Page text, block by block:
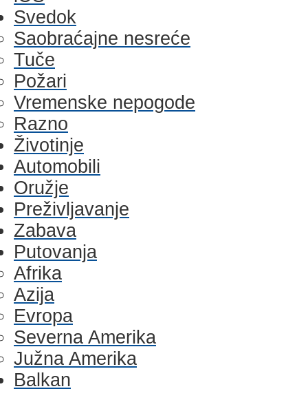
Svedok
Saobraćajne nesreće
Tuče
Požari
Vremenske nepogode
Razno
Životinje
Automobili
Oružje
Preživljavanje
Zabava
Putovanja
Afrika
Azija
Evropa
Severna Amerika
Južna Amerika
Balkan